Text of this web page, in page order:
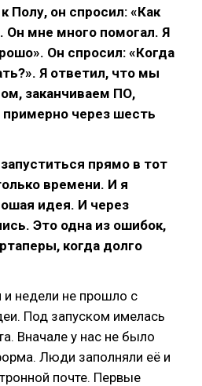
Полу, он спросил: «Как
Он мне много помогал. Я
Он спросил: «Когда
Я ответил, что мы
заканчиваем ПО,
через шесть
прямо в тот
времени. И я
идея. И через
Это одна из ошибок,
когда долго
и недели не прошло с
Под запуском имелась
Вначале у нас не было
Люди заполняли её и
почте. Первые